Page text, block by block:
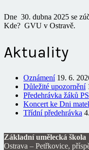
Dne 30. dubna 2025 se
Kde? GVU v Ostravě.
Aktuality
Oznámení 19. 6.
Důležité upozornění
Předehrávka žáků PS
Koncert ke Dni
Třídní předehrávka
Základní umělecká škola
Ostrava – Petřkovice,